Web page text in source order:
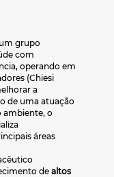
grupo
com
operando em
(Chiesi
a
de uma atuação
ambiente, o
áreas
de altos